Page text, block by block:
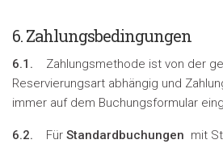
6. Zahlungsbedingungen
6.1. Zahlungsmethode ist von der
Reservierungsart abhängig und
immer auf dem Buchungsformular
6.2. Für Standardbuchungen mit